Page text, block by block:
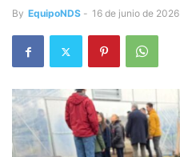
By EquipoNDS - 16 de junio de 2026